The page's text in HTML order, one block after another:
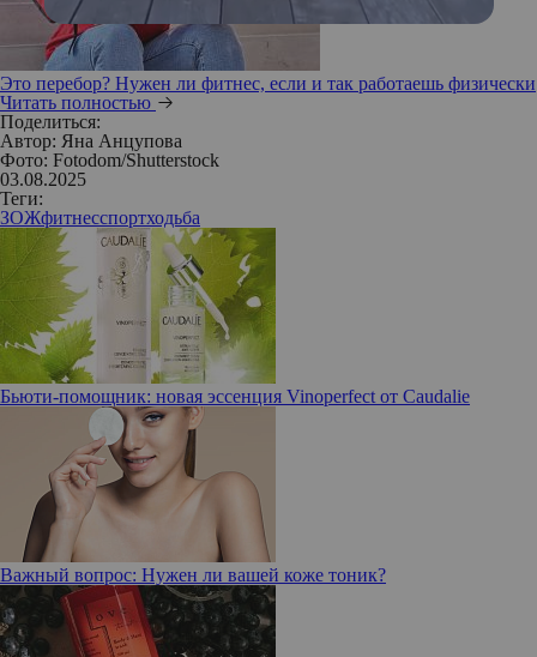
Это перебор? Нужен ли фитнес, если и так работаешь физически
Читать полностью
Поделиться:
Автор: Яна Анцупова
Фото: Fotodom/Shutterstock
03.08.2025
Теги:
ЗОЖфитнесспортходьба
Бьюти-помощник: новая эссенция Vinoperfect от Caudalie
Важный вопрос: Нужен ли вашей коже тоник?